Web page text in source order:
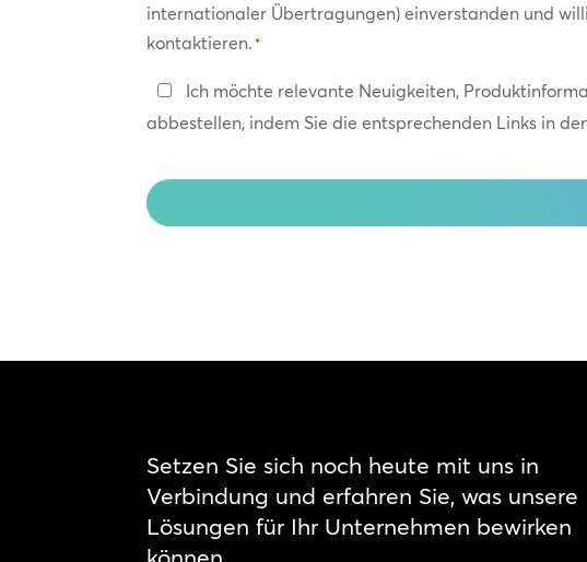
*
internationaler Übertragungen) einverstanden und
kontaktieren.*
In
Kontakt
Ich möchte relevante Neuigkeiten,
abbestellen, indem Sie die entsprechenden Links in
Setzen Sie sich noch heute mit uns in
Verbindung und erfahren Sie, was unsere
Lösungen für Ihr Unternehmen bewirken
können.